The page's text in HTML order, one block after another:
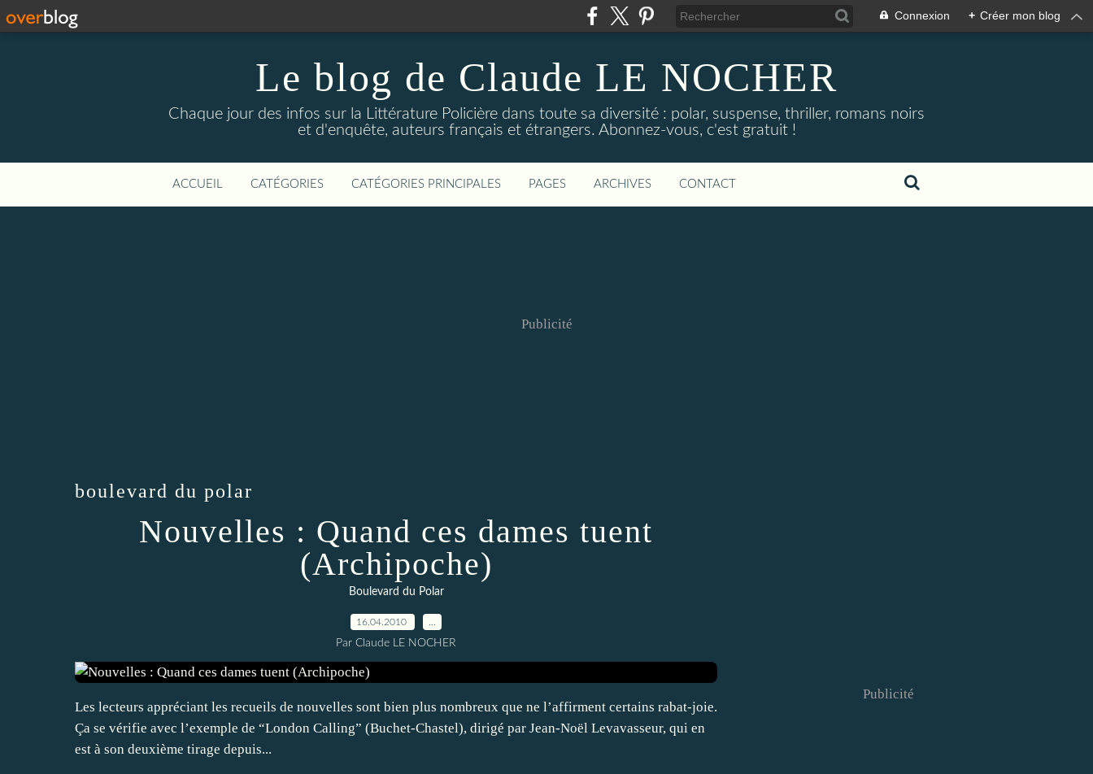
Connexion + Créer mon blog
Le blog de Claude LE NOCHER
Chaque jour des infos sur la Littérature Policière dans toute sa diversité : polar, suspense, thriller, romans noirs
et d'enquête, auteurs français et étrangers. Abonnez-vous, c'est gratuit !
ACCUEIL CATÉGORIES CATÉGORIES PRINCIPALES PAGES ARCHIVES CONTACT
Publicité
boulevard du polar
Nouvelles : Quand ces dames tuent
(Archipoche)
Boulevard du Polar
16.04.2010
Par Claude LE NOCHER
Les lecteurs appréciant les recueils de nouvelles sont bien plus nombreux que ne l’affirment certains rabat-joie.
Ça se vérifie avec l’exemple de “London Calling” (Buchet-Chastel), dirigé par Jean-Noël Levavasseur, qui en
est à son deuxième tirage depuis...
Publicité